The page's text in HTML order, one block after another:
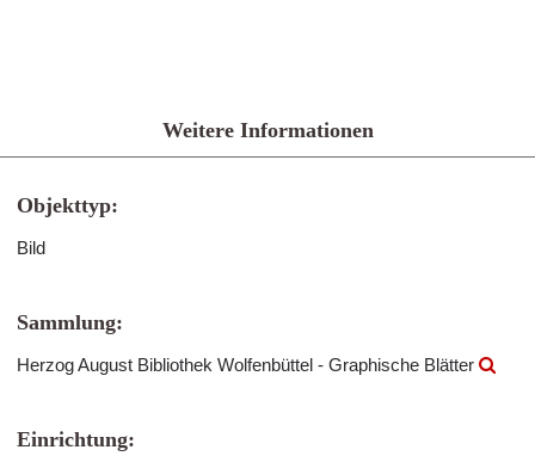
Weitere Informationen
Objekttyp:
Bild
Sammlung:
Herzog August Bibliothek Wolfenbüttel - Graphische Blätter
Einrichtung: